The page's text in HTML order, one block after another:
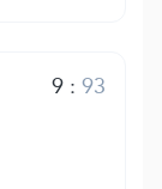
9:93